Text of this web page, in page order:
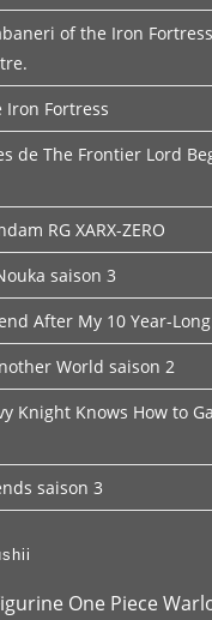
of the Iron
Iron Fortress
de The Frontier Lord
RG XARX-ZERO
saison 3
After My 10 Year-
World saison 2
Knight Knows How to
saison 3
One Piece